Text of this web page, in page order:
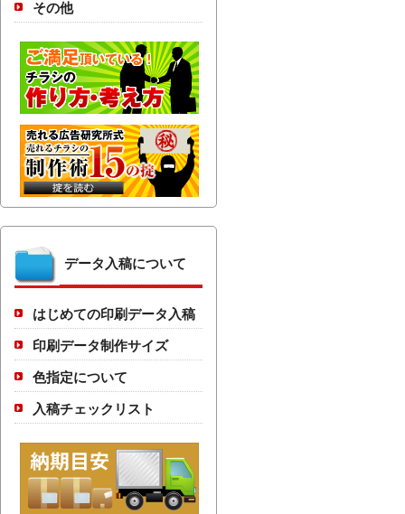
その他
データ入稿について
はじめての印刷データ入稿
印刷データ制作サイズ
色指定について
入稿チェックリスト